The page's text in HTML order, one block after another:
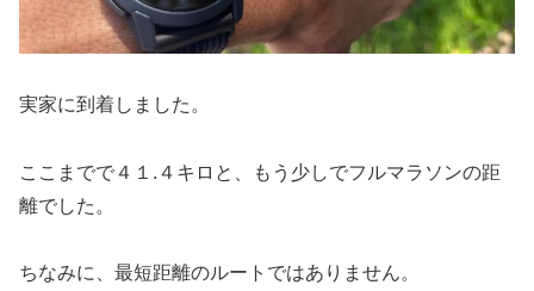
実家に到着しました。
ここまでで４１.４キロと、もう少しでフルマラソンの距
離でした。
ちなみに、最短距離のルートではありません。